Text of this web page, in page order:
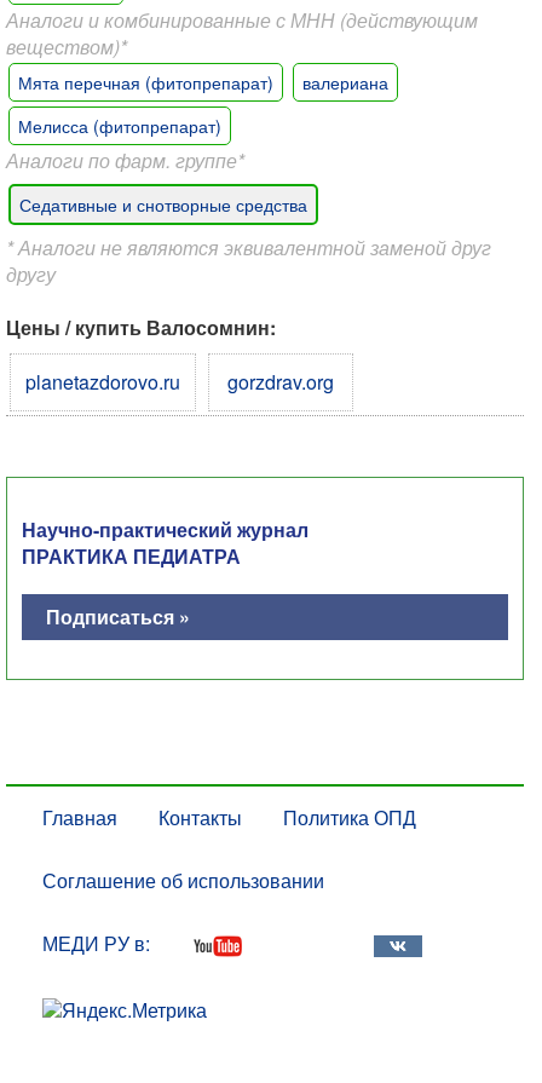
Аналоги и комбинированные с МНН (действующим
веществом)*
Мята перечная (фитопрепарат)
валериана
Мелисса (фитопрепарат)
Аналоги по фарм. группе*
Седативные и снотворные средства
* Аналоги не являются эквивалентной заменой друг
другу
Цены / купить Валосомнин:
planetazdorovo.ru
gorzdrav.org
Научно-практический журнал
ПРАКТИКА ПЕДИАТРА
Подписаться »
Главная Контакты Политика ОПД
Соглашение об использовании
МЕДИ РУ в: